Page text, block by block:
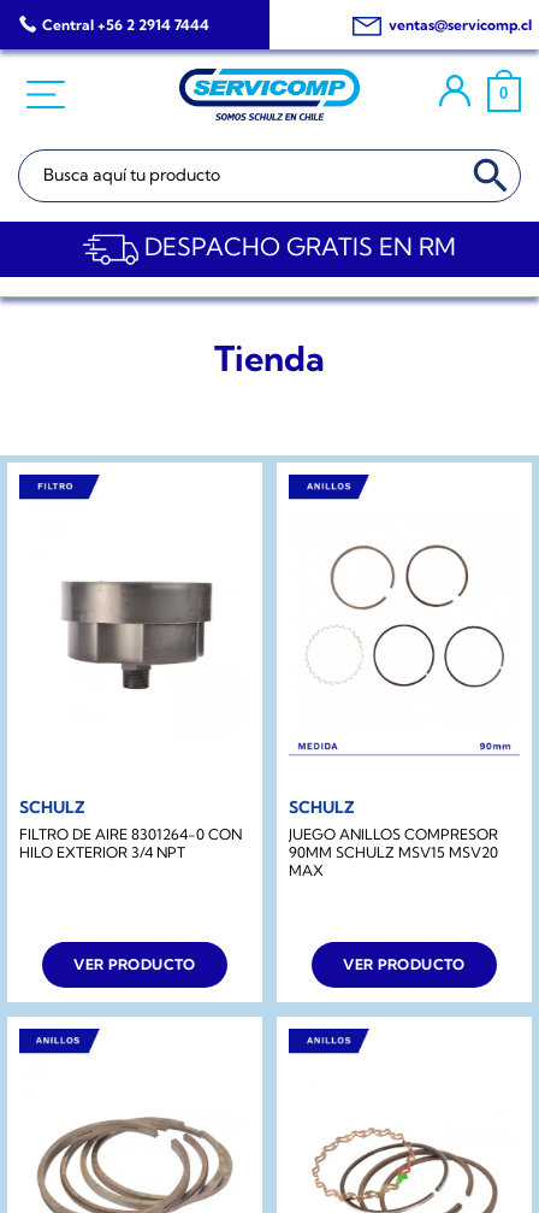
Saltar
al
Central +56 2 2914 7444 ventas@servicomp.cl
0
Buscar: BOTÓN DE
DESPACHO GRATIS EN RM
Tienda
SCHULZ
FILTRO DE AIRE 8301264-0 CON
HILO EXTERIOR 3/4 NPT
VER PRODUCTO
SCHULZ
JUEGO ANILLOS COMPRESOR
90MM SCHULZ MSV15 MSV20
MAX
VER PRODUCTO